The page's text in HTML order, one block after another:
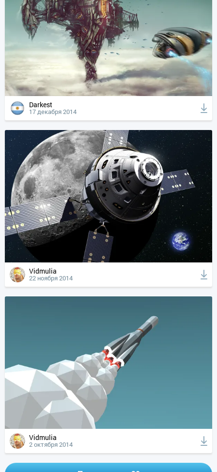
Darkest
17 декабря 2014
Vidmulia
22 ноября 2014
Vidmulia
2 октября 2014